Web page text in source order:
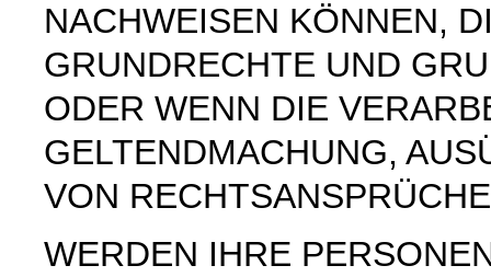
NACHWEISEN KÖNNEN,
GRUNDRECHTE UND
ODER WENN DIE
GELTENDMACHUNG,
VON
WERDEN IHRE